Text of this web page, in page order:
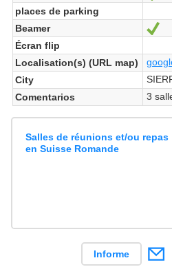
places de parking
Beamer
Écran flip
Localisation(s) (URL map)
City
Comentarios
3
Salles de réunions et/ou repas
en Suisse Romande
Informe